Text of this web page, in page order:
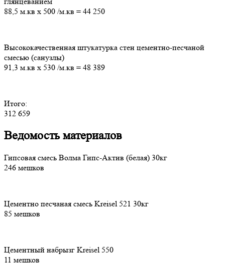
88,5 м.кв х 500 /м.кв = 44 250
Высококачественная штукатурка стен цементно-песчаной
смесью (санузлы)
91,3 м.кв х 530 /м.кв = 48 389
Итого:
312 659
Ведомость материалов
Гипсовая смесь Волма Гипс-Актив (белая) 30кг
246 мешков
Цементно песчаная смесь Kreisel 521 30кг
85 мешков
Цементный набрызг Kreisel 550
11 мешков